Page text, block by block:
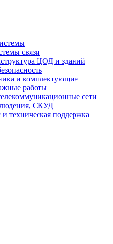
связи
ЦОД и зданий
и комплектующие
работы
сети
СКУД
и техническая поддержка